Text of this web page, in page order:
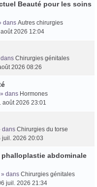
FtM/FtX/Ft*
Beauté pour les soins
dans Autres chirurgies
2026 12:04
Chirurgies génitales
2026 08:26
dans Hormones
août 2026 23:01
dans Chirurgies du torse
juil. 2026 20:03
abdominale
dans Chirurgies génitales
juil. 2026 21:34